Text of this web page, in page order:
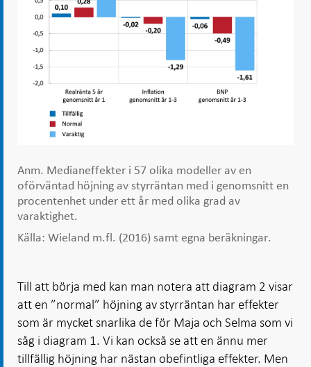
Anm. Medianeffekter i 57 olika modeller av en
oförväntad höjning av styrräntan med i genomsnitt en
procentenhet under ett år med olika grad av
varaktighet.
Källa: Wieland m.fl. (2016) samt egna beräkningar.
Till att börja med kan man notera att diagram 2 visar
att en ”normal” höjning av styrräntan har effekter
som är mycket snarlika de för Maja och Selma som vi
såg i diagram 1. Vi kan också se att en ännu mer
tillfällig höjning har nästan obefintliga effekter. Men